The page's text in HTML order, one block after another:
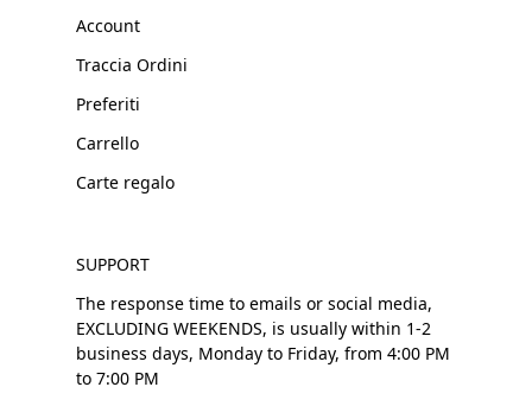
Account
Traccia Ordini
Preferiti
Carrello
Carte regalo
SUPPORT
The response time to emails or social media,
EXCLUDING WEEKENDS, is usually within 1-2
business days, Monday to Friday, from 4:00 PM
to 7:00 PM